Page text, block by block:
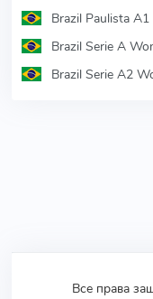
Brazil Paulista A1
Brazil Serie A
Brazil Serie A2
Все права